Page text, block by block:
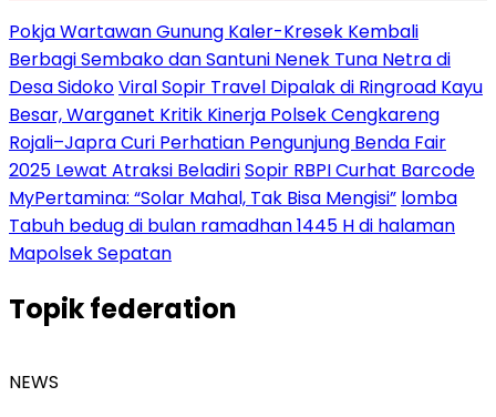
Pokja Wartawan Gunung Kaler-Kresek Kembali
Berbagi Sembako dan Santuni Nenek Tuna Netra di
Desa SidokoViral Sopir Travel Dipalak di Ringroad Kayu
Besar, Warganet Kritik Kinerja Polsek Cengkareng
Rojali–Japra Curi Perhatian Pengunjung Benda Fair
2025 Lewat Atraksi BeladiriSopir RBPI Curhat Barcode
MyPertamina: “Solar Mahal, Tak Bisa Mengisi” lomba
Tabuh bedug di bulan ramadhan 1445 H di halaman
Mapolsek Sepatan
Topikfederation
NEWS